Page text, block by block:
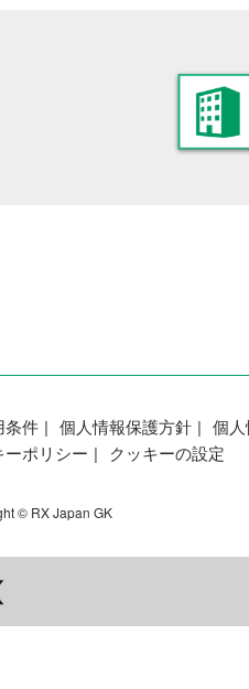
条件 個人情報保護方針 個
ーポリシー
クッキーの設定
© RX Japan GK